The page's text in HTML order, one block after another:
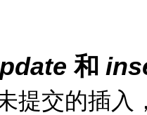
和
提交的插入